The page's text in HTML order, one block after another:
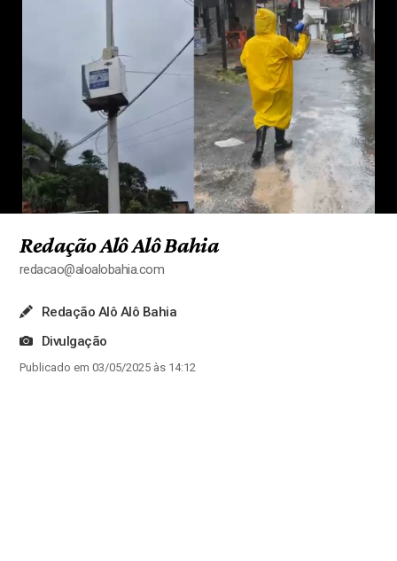
Redação Alô Alô Bahia
redacao@aloalobahia.com
Redação Alô Alô Bahia
Divulgação
Publicado em 03/05/2025 às 14:12